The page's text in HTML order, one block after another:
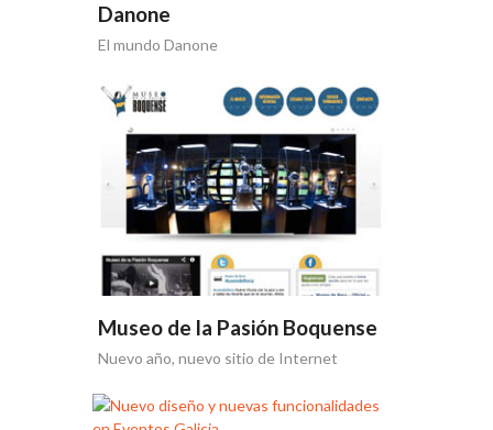
Danone
El mundo Danone
Museo de la Pasión Boquense
Nuevo año, nuevo sitio de Internet